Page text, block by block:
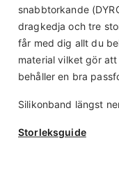
snabbtorkande
dragkedja och tre
får med dig allt du
material vilket gör
behåller en bra
Silikonband längst
Storleksguide